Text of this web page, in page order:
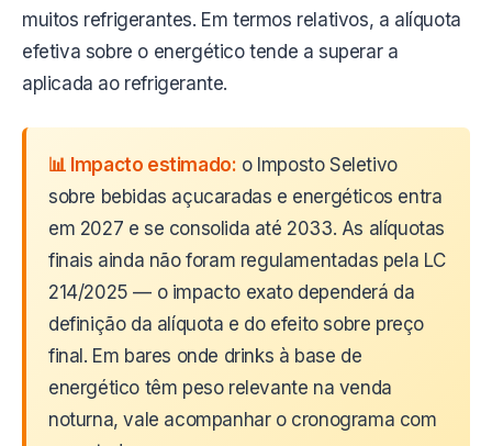
muitos refrigerantes. Em termos relativos, a alíquota
efetiva sobre o energético tende a superar a
aplicada ao refrigerante.
📊 Impacto estimado: o Imposto Seletivo
sobre bebidas açucaradas e energéticos entra
em 2027 e se consolida até 2033. As alíquotas
finais ainda não foram regulamentadas pela LC
214/2025 — o impacto exato dependerá da
definição da alíquota e do efeito sobre preço
final. Em bares onde drinks à base de
energético têm peso relevante na venda
noturna, vale acompanhar o cronograma com